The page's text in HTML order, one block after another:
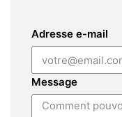
Adresse e-mail
Message